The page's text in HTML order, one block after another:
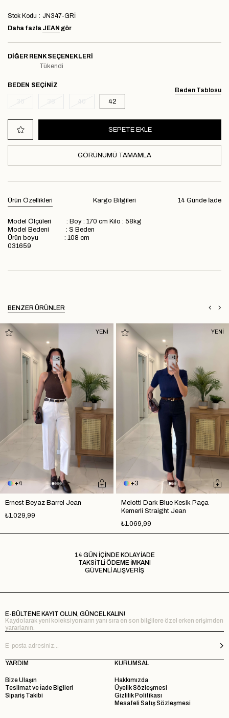
Stok Kodu
JN347-GRİ
Daha fazla JEAN gör
DIĞER RENK SEÇENEKLERI
Tükendi
Beden Tablosu
BEDEN
42
GÖRÜNÜMÜ TAMAMLA
Ürün Özellikleri 14 Günde İade
Kargo Bilgileri
Model Ölçüleri : Boy : 170 cm Kilo : 58kg
Model Bedeni : S Beden
Ürün boyu : 108 cm
031659
BENZER ÜRÜNLER
4
Ernest Beyaz Barrel Jean
₺1.029,99
YENİ
3
Melotti Dark Blue Kesik Paça
Kemerli Straight Jean
₺1.069,99
YENİ
14 GÜN İÇİNDE KOLAY İADE
TAKSİTLİ ÖDEME İMKANI
GÜVENLİ ALIŞVERİŞ
E-BÜLTENE KAYIT OLUN, GÜNCEL KALIN!
Kaydolarak yeni koleksiyonların yanı sıra en son bilgilere özel erken erişimden
yararlanın.
YARDIM
Bize Ulaşın
Teslimat ve İade Biglieri
Sipariş Takibi
KURUMSAL
Hakkımızda
Üyelik Sözleşmesi
Gizlilik Politikası
Mesafeli Satış Sözleşmesi